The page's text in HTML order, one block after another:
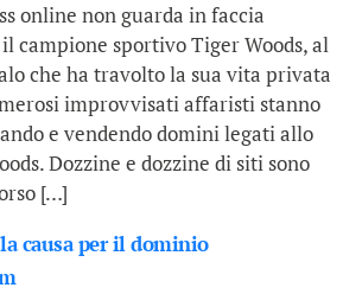
online non guarda in faccia
campione sportivo Tiger Woods, al
che ha travolto la sua vita privata
improvvisati affaristi stanno
e vendendo domini legati allo
Dozzine e dozzine di siti sono
[…]
causa per il dominio